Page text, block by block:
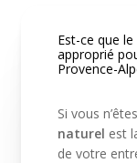
Est-ce que
approprié
Provence-
Si vous
naturel est
de votre